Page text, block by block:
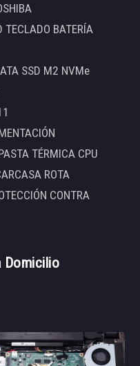
TECLADO BATERÍA
SSD M2 NVMe
TÉRMICA CPU
ROTA
CONTRA
Domicilio